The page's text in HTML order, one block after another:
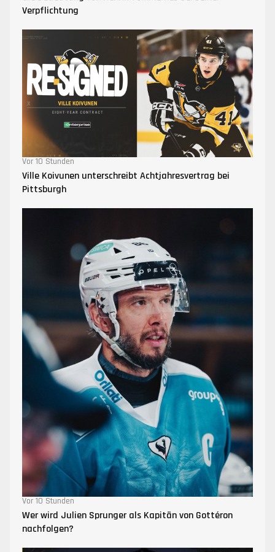
Verpflichtung
Vor 10 Stunden
Ville Koivunen unterschreibt Achtjahresvertrag bei
Pittsburgh
Vor 10 Stunden
Wer wird Julien Sprunger als Kapitän von Gottéron
nachfolgen?